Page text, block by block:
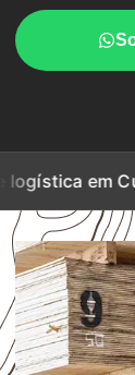
Curitiba, PR